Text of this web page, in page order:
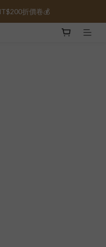
元免運 🚚
折價卷💰
元免運 🚚